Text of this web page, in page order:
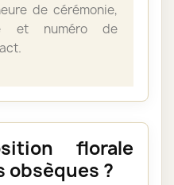
de cérémonie,
et numéro de
florale
obsèques ?